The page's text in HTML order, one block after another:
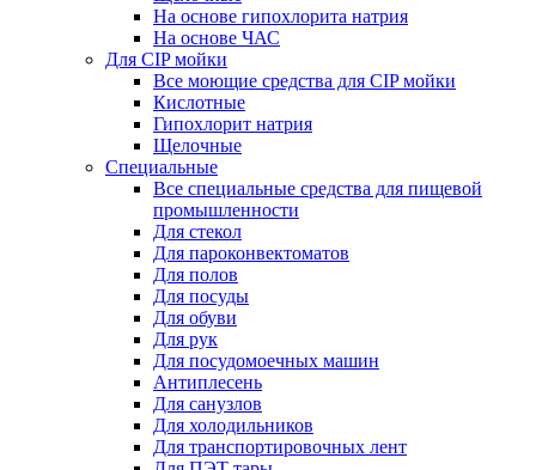
На основе гипохлорита натрия
На основе ЧАС
Для CIP мойки
Все моющие средства для CIP мойки
Кислотные
Гипохлорит натрия
Щелочные
Специальные
Все специальные средства для пищевой
промышленности
Для стекол
Для пароконвектоматов
Для полов
Для посуды
Для обуви
Для рук
Для посудомоечных машин
Антиплесень
Для санузлов
Для холодильников
Для транспортировочных лент